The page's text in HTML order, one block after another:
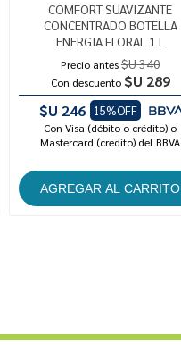
COMFORT SUAVIZANTE
CONCENTRADO BOTELLA
ENERGIA FLORAL 1 L
Precio antes$U 340
Con descuento $U 289
$U 246 15%OFF
Con Visa (débito o crédito) o
Mastercard (credito) del BBVA